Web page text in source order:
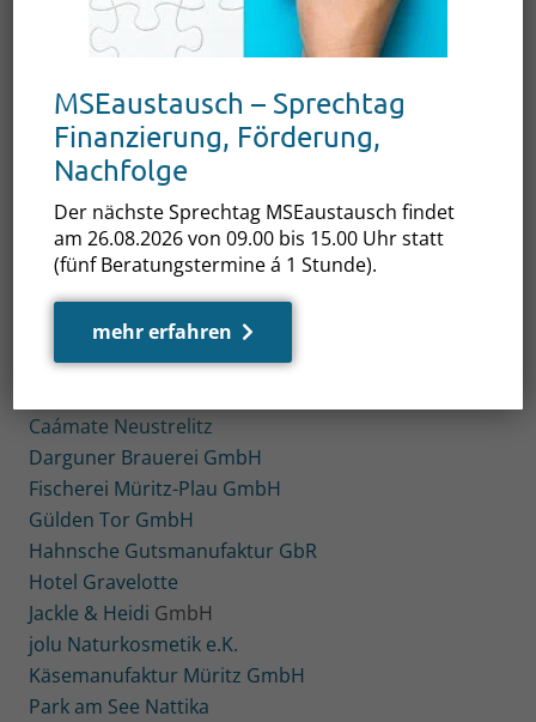
Trends, Geschmacks-, kulturelle und touristische
Erlebnisse aus der Seenplatte. Sie präsentieren
Spezialitäten aus Feld, Wald und See, Genüsse für
Leib und Seele, kulturelle Highlights und
touristische Hotspots, die man erlebt haben muss.
Regional. Nachhaltig. Zukunftsorientiert.
Traditionell gut und innovativ besser
Die Mecklenburgische Seenplatte auf der IGW
Alter Schafstall Basedow/Farmer Hotel
Caámate Neustrelitz
Darguner Brauerei GmbH
Fischerei Müritz-Plau GmbH
Gülden Tor GmbH
Hahnsche Gutsmanufaktur GbR
Hotel Gravelotte
Jackle & Heidi GmbH
jolu Naturkosmetik e.K.
Käsemanufaktur Müritz GmbH
Park am See Nattika
MSEaustausch – Sprechtag
Finanzierung, Förderung,
Nachfolge
Der nächste Sprechtag MSEaustausch findet
am 26.08.2026 von 09.00 bis 15.00 Uhr statt
(fünf Beratungstermine á 1 Stunde).
mehr erfahren